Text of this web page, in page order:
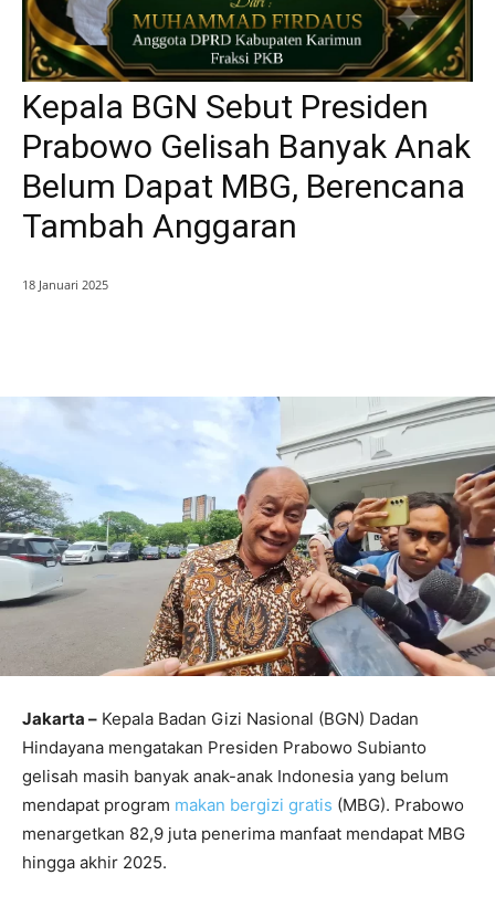
Kepala BGN Sebut Presiden
Prabowo Gelisah Banyak Anak
Belum Dapat MBG, Berencana
Tambah Anggaran
18 Januari 2025
Jakarta – Kepala Badan Gizi Nasional (BGN) Dadan
Hindayana mengatakan Presiden Prabowo Subianto
gelisah masih banyak anak-anak Indonesia yang belum
mendapat program makan bergizi gratis (MBG). Prabowo
menargetkan 82,9 juta penerima manfaat mendapat MBG
hingga akhir 2025.